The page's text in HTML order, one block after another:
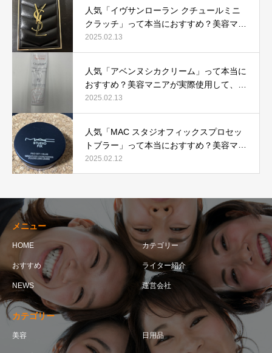
人気「イヴサンローラン クチュールミニ
クラッチ」って本当におすすめ？美容マニ
アが実際使用して口コミを検証！
2025.02.13
人気「アベンヌシカクリーム」って本当に
おすすめ？美容マニアが実際使用して、口
コミを検証！
2025.02.13
人気「MAC スタジオフィックスプロセッ
トブラー」って本当におすすめ？美容マニ
アが実際使用して口コミを検証！
2025.02.12
メニュー
HOME カテゴリー
おすすめ ライター紹介
NEWS 運営会社
カテゴリー
美容 日用品